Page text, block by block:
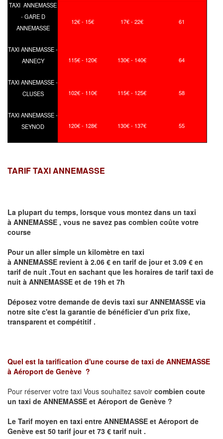
TAXI ANNEMASSE
- GARE D
ANNEMASSE
12€ - 15€ 17€ - 22€ 61
TAXI ANNEMASSE -
ANNECY
115€ - 120€ 130€ - 140€ 64
TAXI ANNEMASSE -
CLUSES
102€ - 110€ 115€ - 125€ 58
TAXI ANNEMASSE -
SEYNOD
120€ - 128€ 130€ - 137€ 55
TARIF TAXI ANNEMASSE
La plupart du temps, lorsque vous montez dans un taxi
à ANNEMASSE , vous ne savez pas combien coûte votre
course
Pour un aller simple un kilomètre en taxi
à ANNEMASSE revient à 2.06 € en tarif de jour et 3.09 € en
tarif de nuit .Tout en sachant que les horaires de tarif taxi de
nuit à ANNEMASSE et de 19h et 7h
Déposez votre demande de devis taxi surANNEMASSE via
notre site c'est la garantie de bénéficier d'un prix fixe,
transparent et compétitif .
Quel est la tarification d'une course de taxi de ANNEMASSE
à Aéroport de Genève ?
Pour réserver votre taxi Vous souhaitez savoir combien coute
un taxi de ANNEMASSE et Aéroport de Genève ?
Le Tarif moyen en taxi entre ANNEMASSE et Aéroport de
Genève est 50 tarif jour et 73 € tarif nuit .